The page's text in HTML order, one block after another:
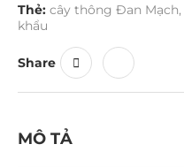
Thẻ: cây thông Đan Mạch,
khẩu
Share
MÔ TẢ